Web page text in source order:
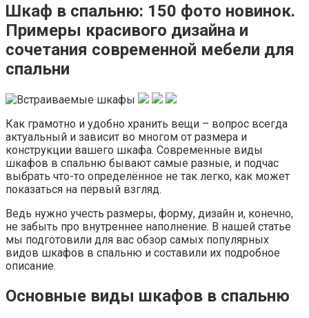
Шкаф в спальню: 150 фото новинок.
Примеры красивого дизайна и
сочетания современной мебели для
спальни
Как грамотно и удобно хранить вещи – вопрос всегда
актуальный и зависит во многом от размера и
конструкции вашего шкафа. Современные виды
шкафов в спальню бывают самые разные, и подчас
выбрать что-то определённое не так легко, как может
показаться на первый взгляд.
Ведь нужно учесть размеры, форму, дизайн и, конечно,
не забыть про внутреннее наполнение. В нашей статье
мы подготовили для вас обзор самых популярных
видов шкафов в спальню и составили их подробное
описание.
Основные виды шкафов в спальню